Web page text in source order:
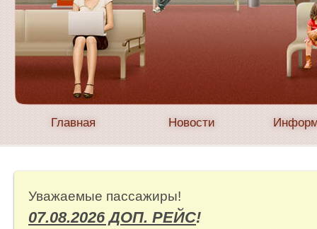
Главная Новости
Уважаемые пассажиры!
07.08.2026 ДОП. РЕЙС!